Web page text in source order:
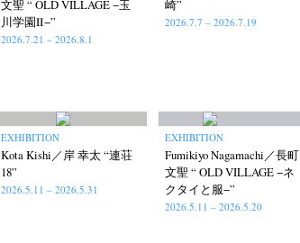
文聖 “ OLD VILLAGE −玉
川学園Ⅱ−”
2026.7.21 – 2026.8.1
崎”
2026.7.7 – 2026.7.19
EXHIBITION
Kota Kishi／岸 幸太 “連荘
18”
2026.5.11 – 2026.5.31
EXHIBITION
Fumikiyo Nagamachi／長町
文聖 “ OLD VILLAGE −ネ
クタイと服−”
2026.5.11 – 2026.5.20